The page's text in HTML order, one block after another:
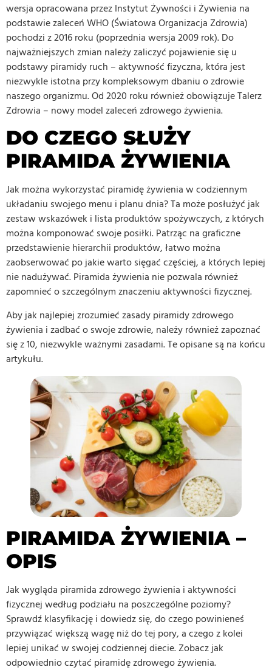
wersja opracowana przez Instytut Żywności i Żywienia na
podstawie zaleceń WHO (Światowa Organizacja Zdrowia)
pochodzi z 2016 roku (poprzednia wersja 2009 rok). Do
najważniejszych zmian należy zaliczyć pojawienie się u
podstawy piramidy ruch – aktywność fizyczna, która jest
niezwykle istotna przy kompleksowym dbaniu o zdrowie
naszego organizmu. Od 2020 roku również obowiązuje Talerz
Zdrowia – nowy model zaleceń zdrowego żywienia.
DO CZEGO SŁUŻY
PIRAMIDA ŻYWIENIA
Jak można wykorzystać piramidę żywienia w codziennym
układaniu swojego menu i planu dnia? Ta może posłużyć jak
zestaw wskazówek i lista produktów spożywczych, z których
można komponować swoje posiłki. Patrząc na graficzne
przedstawienie hierarchii produktów, łatwo można
zaobserwować po jakie warto sięgać częściej, a których lepiej
nie nadużywać. Piramida żywienia nie pozwala również
zapomnieć o szczególnym znaczeniu aktywności fizycznej.
Aby jak najlepiej zrozumieć zasady piramidy zdrowego
żywienia i zadbać o swoje zdrowie, należy również zapoznać
się z 10, niezwykle ważnymi zasadami. Te opisane są na końcu
artykułu.
PIRAMIDA ŻYWIENIA –
OPIS
Jak wygląda piramida zdrowego żywienia i aktywności
fizycznej według podziału na poszczególne poziomy?
Sprawdź klasyfikację i dowiedz się, do czego powinieneś
przywiązać większą wagę niż do tej pory, a czego z kolei
lepiej unikać w swojej codziennej diecie. Zobacz jak
odpowiednio czytać piramidę zdrowego żywienia.